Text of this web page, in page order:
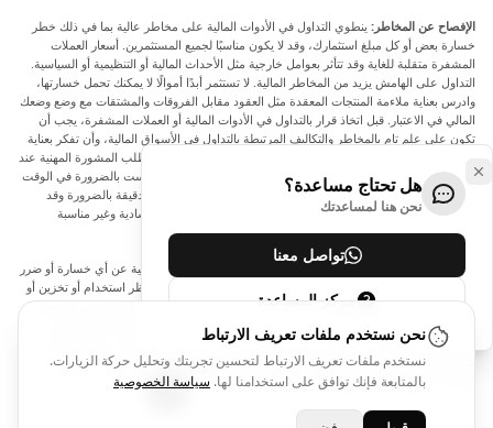
الإفصاح عن المخاطر: ينطوي التداول في الأدوات المالية على مخاطر عالية بما في ذلك خطر
خسارة بعض أو كل مبلغ استثمارك، وقد لا يكون مناسبًا لجميع المستثمرين. أسعار العملات
المشفرة متقلبة للغاية وقد تتأثر بعوامل خارجية مثل الأحداث المالية أو التنظيمية أو السياسية.
التداول على الهامش يزيد من المخاطر المالية. لا تستثمر أبدًا أموالًا لا يمكنك تحمل خسارتها،
وادرس بعناية ملاءمة المنتجات المعقدة مثل العقود مقابل الفروقات والمشتقات مع وضع وضعك
المالي في الاعتبار. قبل اتخاذ قرار بالتداول في الأدوات المالية أو العملات المشفرة، يجب أن
تكون على علم تام بالمخاطر والتكاليف المرتبطة بالتداول في الأسواق المالية، وأن تفكر بعناية
في أهدافك الاستثمارية ومستوى خبرتك ورغبتك في المخاطرة، وأن تطلب المشورة المهنية عند
الحاجة. تود Arincen أن تذكرك بأن البيانات الواردة في هذا الموقع ليست بالضرورة في الوقت
الفعلي وليست دقيقة. البيانات والأسعار الموجودة على الموقع ليست دقيقة بالضرورة وقد
تختلف عن السعر الفعلي في أي سوق معينة، مما يعني أن الأسعار إرشادية وغير مناسبة
لأغراض التداول.
لن يتحمل Arincen وأي مزود للبيانات الواردة في هذا الموقع المسؤولية عن أي خسارة أو ضرر
نتيجة لتداولك، أو اعتمادك على المعلومات الواردة في هذا الموقع. يحظر استخدام أو تخزين أو
إعادة إنتاج أو عرض أو تعديل أو نقل أو توزيع البيانات الموجودة في هذا الموقع دون الحصول
على إذن كتابي صريح مسبق من Arincen و/أو مزود البيانات. جميع حقوق الملكية الفكرية
محفوظة من قبل مقدمي الخدمة و/أو البورصة التي تقدم البيانات الواردة في هذا الموقع. قد
يتم تعويض Arincen من قبل المعلنين الذين يظهرون على الموقع، بناءً على تفاعلك مع
الإعلانات أو المعلنين.
هل تحتاج مساعدة؟
نحن هنا لمساعدتك
تواصل معنا
مركز المساعدة
نحن نستخدم ملفات تعريف الارتباط
نستخدم ملفات تعريف الارتباط لتحسين تجربتك وتحليل حركة الزيارات.
بالمتابعة فإنك توافق على استخدامنا لها. سياسة الخصوصية